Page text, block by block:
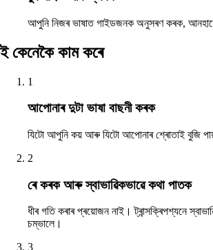
আপুনি নিজৰ ভাষাত গাইডজনক অনুসৰণ কৰক,
ই কেনেকৈ কাম কৰে
1
আপোনাৰ দুটা ভাষা বাছনী কৰক
যিটো আপুনি কয় আৰু যিটো আপোনাৰ শ্ৰোতাই বুজি
2
ৰে কৰক আৰু স্বাভাৱিকভাৱে কথা পাতক
ধীৰ গতি কৰাৰ প্ৰয়োজন নাই। ট্ৰান্সক্ৰিপশ্যনে
চম্ভালে।
3